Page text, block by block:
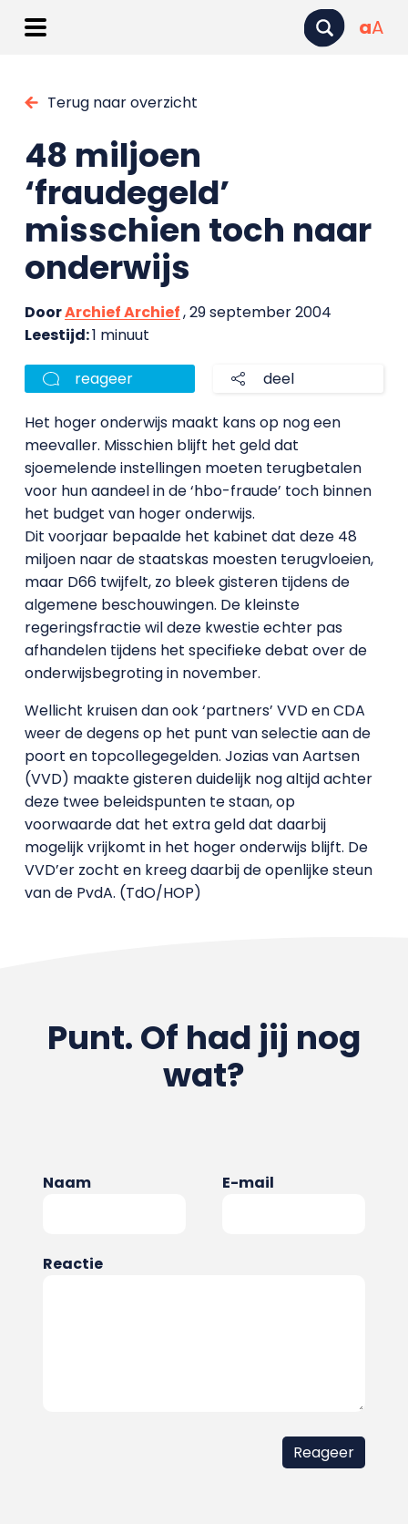
aA
Terug naar overzicht
48 miljoen
‘fraudegeld’
misschien toch naar
onderwijs
DoorArchief Archief, 29 september 2004
Leestijd:1 minuut
reageer deel
Het hoger onderwijs maakt kans op nog een
meevaller. Misschien blijft het geld dat
sjoemelende instellingen moeten terugbetalen
voor hun aandeel in de ‘hbo-fraude’ toch binnen
het budget van hoger onderwijs.
Dit voorjaar bepaalde het kabinet dat deze 48
miljoen naar de staatskas moesten terugvloeien,
maar D66 twijfelt, zo bleek gisteren tijdens de
algemene beschouwingen. De kleinste
regeringsfractie wil deze kwestie echter pas
afhandelen tijdens het specifieke debat over de
onderwijsbegroting in november.
Wellicht kruisen dan ook ‘partners’ VVD en CDA
weer de degens op het punt van selectie aan de
poort en topcollegegelden. Jozias van Aartsen
(VVD) maakte gisteren duidelijk nog altijd achter
deze twee beleidspunten te staan, op
voorwaarde dat het extra geld dat daarbij
mogelijk vrijkomt in het hoger onderwijs blijft. De
VVD’er zocht en kreeg daarbij de openlijke steun
van de PvdA. (TdO/HOP)
Punt. Of had jij nog
wat?
Naam E-mail
Reactie